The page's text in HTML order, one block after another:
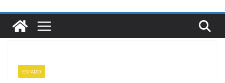
ESTADO